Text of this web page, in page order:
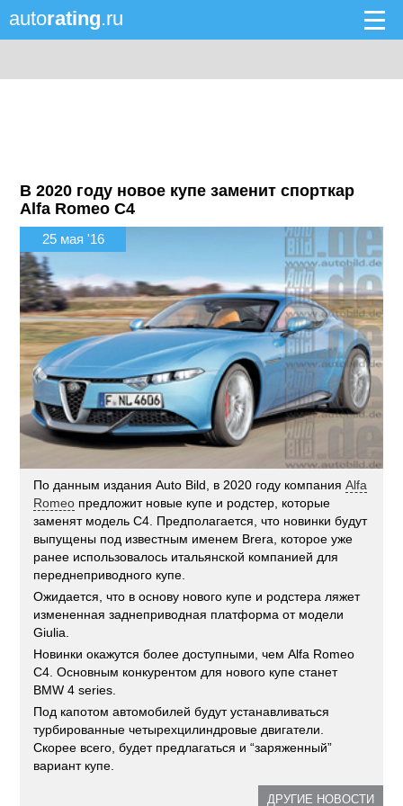
autorating.ru
В 2020 году новое купе заменит спорткар
Alfa Romeo C4
25 мая '16
По данным издания Auto Bild, в 2020 году компанияAlfa
Romeo предложит новые купе и родстер, которые
заменят модель C4. Предполагается, что новинки будут
выпущены под известным именем Brera, которое уже
ранее использовалось итальянской компанией для
переднеприводного купе.
Ожидается, что в основу нового купе и родстера ляжет
измененная заднеприводная платформа от модели
Giulia.
Новинки окажутся более доступными, чем Alfa Romeo
C4. Основным конкурентом для нового купе станет
BMW 4 series.
Под капотом автомобилей будут устанавливаться
турбированные четырехцилиндровые двигатели.
Скорее всего, будет предлагаться и “заряженный”
вариант купе.
ДРУГИЕ НОВОСТИ